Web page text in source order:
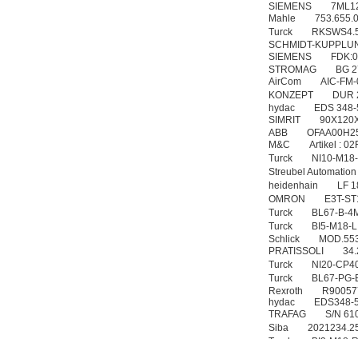
SIEMENS
Mahle
Turck
SCHMIDT-
SIEMENS
STROMAG BG
AirCom AIC-FM-
KONZEPT DUR
hydac EDS 348-
SIMRIT
ABB
M&C Artikel :
Turck NI10-M18-
Streubel
heidenhain LF
OMRON E3T-
Turck BL67-B-
Turck BI5-M18-
Schlick
PRATISSOLI
Turck NI20-
Turck BL67-PG-
Rexroth
hydac EDS348-
TRAFAG S/N
Siba